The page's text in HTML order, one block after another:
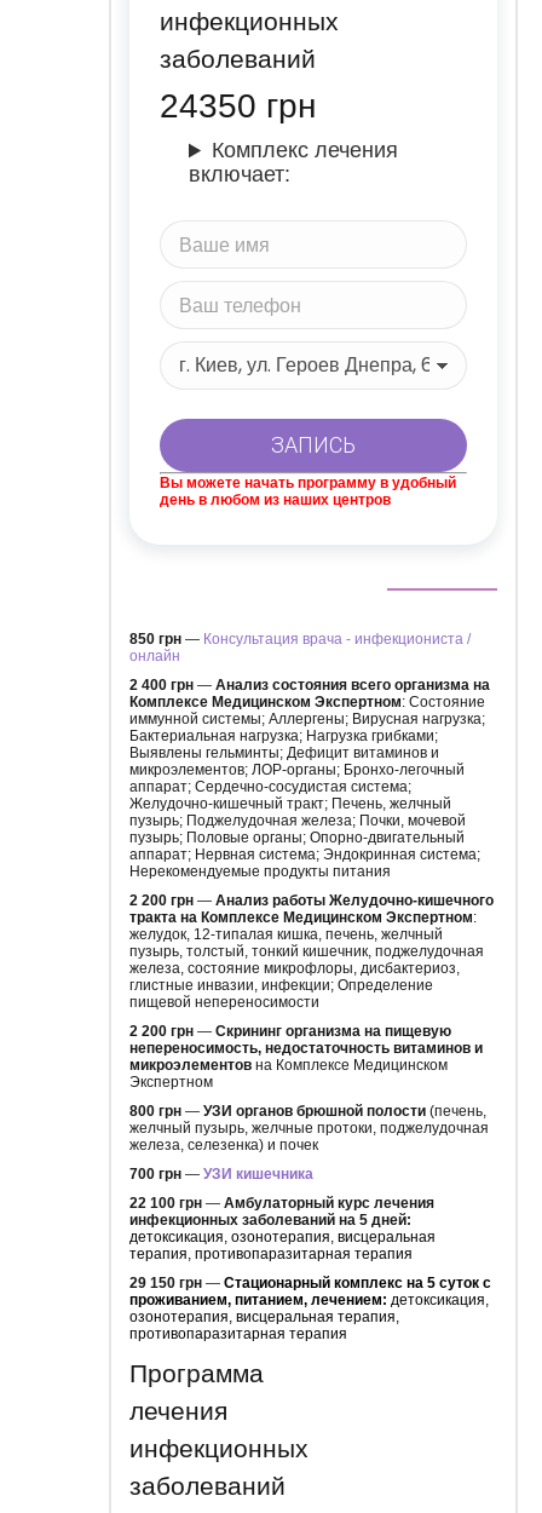
инфекционных
заболеваний
24350 грн
Комплекс лечения
включает:
Вы можете начать программу в удобный
день в любом из наших центров
850 грн — Консультация врача - инфекциониста /
онлайн
2 400 грн — Анализ состояния всего организма на
Комплексе Медицинском Экспертном: Состояние
иммунной системы; Аллергены; Вирусная нагрузка;
Бактериальная нагрузка; Нагрузка грибками;
Выявлены гельминты; Дефицит витаминов и
микроэлементов; ЛОР-органы; Бронхо-легочный
аппарат; Сердечно-сосудистая система;
Желудочно-кишечный тракт; Печень, желчный
пузырь; Поджелудочная железа; Почки, мочевой
пузырь; Половые органы; Опорно-двигательный
аппарат; Нервная система; Эндокринная система;
Нерекомендуемые продукты питания
2 200 грн — Анализ работы Желудочно-кишечного
тракта на Комплексе Медицинском Экспертном:
желудок, 12-типалая кишка, печень, желчный
пузырь, толстый, тонкий кишечник, поджелудочная
железа, состояние микрофлоры, дисбактериоз,
глистные инвазии, инфекции; Определение
пищевой непереносимости
2 200 грн — Скрининг организма на пищевую
непереносимость, недостаточность витаминов и
микроэлементов на Комплексе Медицинском
Экспертном
800 грн — УЗИ органов брюшной полости (печень,
желчный пузырь, желчные протоки, поджелудочная
железа, селезенка) и почек
700 грн — УЗИ кишечника
22 100 грн — Амбулаторный курс лечения
инфекционных заболеваний на 5 дней:
детоксикация, озонотерапия, висцеральная
терапия, противопаразитарная терапия
29 150 грн — Стационарный комплекс на 5 суток с
проживанием, питанием, лечением: детоксикация,
озонотерапия, висцеральная терапия,
противопаразитарная терапия
Программа
лечения
инфекционных
заболеваний